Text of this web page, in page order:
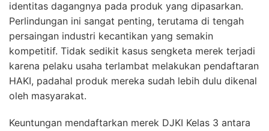
identitas dagangnya pada produk yang dipasarkan.
Perlindungan ini sangat penting, terutama di tengah
persaingan industri kecantikan yang semakin
kompetitif. Tidak sedikit kasus sengketa merek terjadi
karena pelaku usaha terlambat melakukan pendaftaran
HAKI, padahal produk mereka sudah lebih dulu dikenal
oleh masyarakat.
Keuntungan mendaftarkan merek DJKI Kelas 3 antara